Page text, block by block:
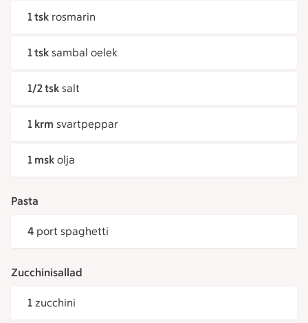
1 tsk rosmarin
1 tsk sambal oelek
1/2 tsk salt
1 krm svartpeppar
1 msk olja
Pasta
4 port spaghetti
Zucchinisallad
1 zucchini